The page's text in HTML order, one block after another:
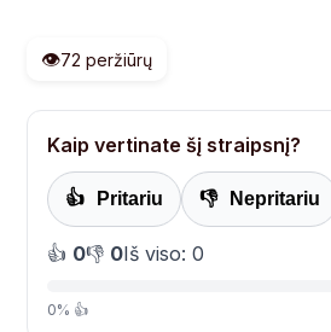
👁️72 peržiūrų
Kaip vertinate šį straipsnį?
👍 Pritariu 👎 Nepritariu
👍 0👎 0Iš viso: 0
0% 👍